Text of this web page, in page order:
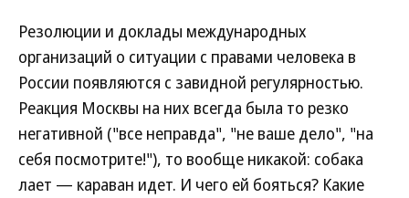
Резолюции и доклады международных
организаций о ситуации с правами человека в
России появляются с завидной регулярностью.
Реакция Москвы на них всегда была то резко
негативной ("все неправда", "не ваше дело", "на
себя посмотрите!"), то вообще никакой: собака
лает — караван идет. И чего ей бояться? Какие